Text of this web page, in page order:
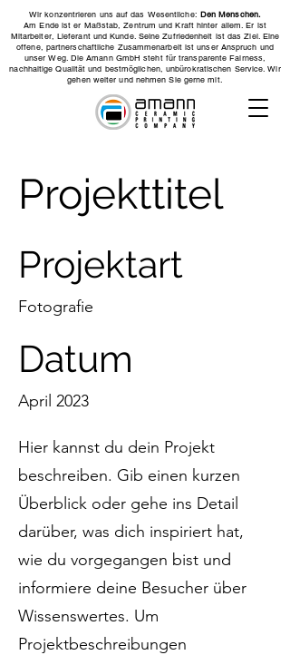
Wir konzentrieren uns auf das Wesentliche: Den Menschen.
Am Ende ist er Maßstab, Zentrum und Kraft hinter allem. Er ist
Mitarbeiter, Lieferant und Kunde. Seine Zufriedenheit ist das Ziel. Eine
offene, partnerschaftliche Zusammenarbeit ist unser Anspruch und
unser Weg. Die Amann GmbH steht für transparente Fairness,
nachhaltige Qualität und bestmöglichen, unbürokratischen Service. Wir
gehen weiter und nehmen Sie gerne mit.
Projekttitel
Projektart
Fotografie
Datum
April 2023
Hier kannst du dein Projekt
beschreiben. Gib einen kurzen
Überblick oder gehe ins Detail
darüber, was dich inspiriert hat,
wie du vorgegangen bist und
informiere deine Besucher über
Wissenswertes. Um
Projektbeschreibungen